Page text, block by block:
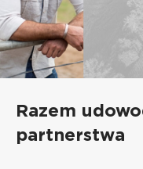
Razem
partnerstwa